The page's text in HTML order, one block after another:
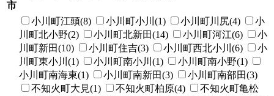
市
小川町江頭(8) 小川町小川(1) 小川町川尻(4)
小
川町北小野(2)
小川町北新田(14) 小川町河江(6)
小
川町新田(10)
小川町住吉(3) 小川町西北小川(6)
小
川町東小川(1)
小川町南小川(1)
小川町南小野(1)
小川町南海東(1)
小川町南新田(3)
小川町南部田(3)
不知火町大見(1)
不知火町柏原(4)
不知火町亀松